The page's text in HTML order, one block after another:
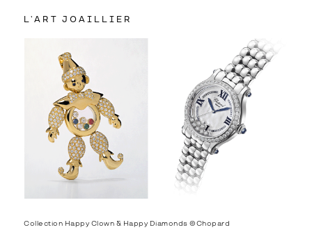
L’ART JOAILLIER
Collection Happy Clown & Happy Diamonds ©Chopard